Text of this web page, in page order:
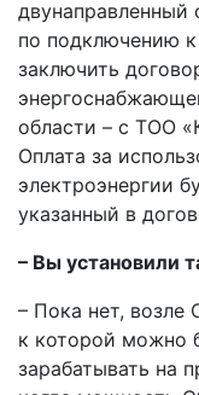
двунаправленный
по подключению
заключить
области – с ТОО
Оплата за
электроэнергии
указанный в
– Вы установили
– Пока нет, возле
к которой можно
зарабатывать на